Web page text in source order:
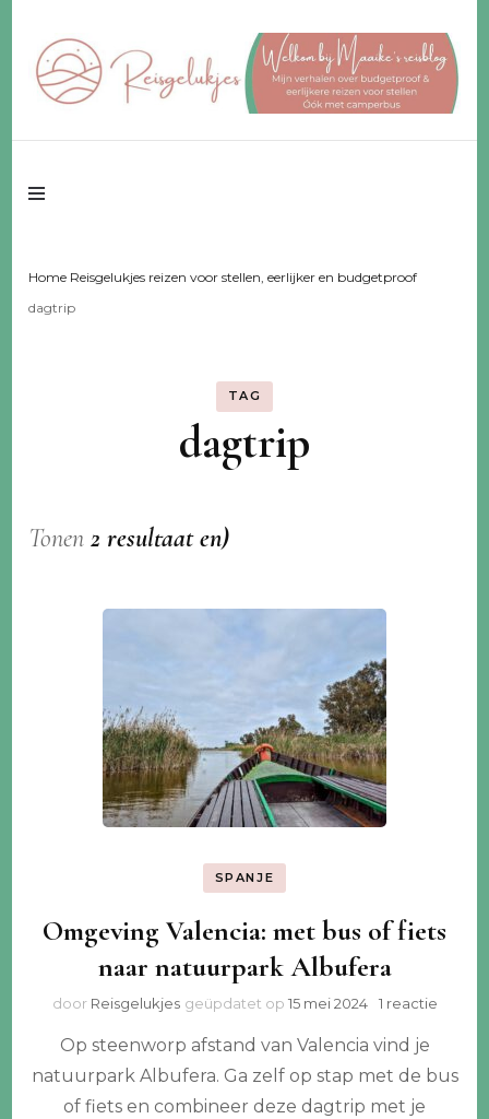
Reisgelukjes –
Reisgeluk voor 2 ♥️ eerlijker ♥️ voor een fijn budget
Home Reisgelukjes reizen voor stellen, eerlijker en budgetproof
dagtrip
TAG
dagtrip
Tonen 2 resultaat en)
SPANJE
Omgeving Valencia: met bus of fiets
naar natuurpark Albufera
door Reisgelukjes geüpdatet op 15 mei 2024 1 reactieop
met
Op steenworp afstand van Valencia vind je
natuurpark Albufera. Ga zelf op stap met de bus
of fiets en combineer deze dagtrip met je